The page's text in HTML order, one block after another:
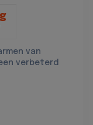
van
verbeterd